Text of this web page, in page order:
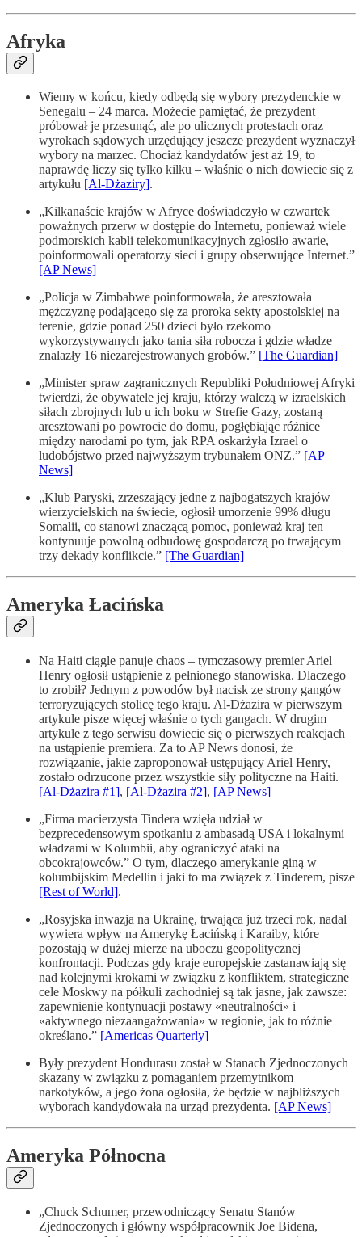
Afryka
Wiemy w końcu, kiedy odbędą się wybory prezydenckie w
Senegalu – 24 marca. Możecie pamiętać, że prezydent
próbował je przesunąć, ale po ulicznych protestach oraz
wyrokach sądowych urzędujący jeszcze prezydent wyznaczył
wybory na marzec. Chociaż kandydatów jest aż 19, to
naprawdę liczy się tylko kilku – właśnie o nich dowiecie się z
artykułu [Al-Dżaziry].
„Kilkanaście krajów w Afryce doświadczyło w czwartek
poważnych przerw w dostępie do Internetu, ponieważ wiele
podmorskich kabli telekomunikacyjnych zgłosiło awarie,
poinformowali operatorzy sieci i grupy obserwujące Internet.”
[AP News]
„Policja w Zimbabwe poinformowała, że aresztowała
mężczyznę podającego się za proroka sekty apostolskiej na
terenie, gdzie ponad 250 dzieci było rzekomo
wykorzystywanych jako tania siła robocza i gdzie władze
znalazły 16 niezarejestrowanych grobów.” [The Guardian]
„Minister spraw zagranicznych Republiki Południowej Afryki
twierdzi, że obywatele jej kraju, którzy walczą w izraelskich
siłach zbrojnych lub u ich boku w Strefie Gazy, zostaną
aresztowani po powrocie do domu, pogłębiając różnice
między narodami po tym, jak RPA oskarżyła Izrael o
ludobójstwo przed najwyższym trybunałem ONZ.” [AP
News]
„Klub Paryski, zrzeszający jedne z najbogatszych krajów
wierzycielskich na świecie, ogłosił umorzenie 99% długu
Somalii, co stanowi znaczącą pomoc, ponieważ kraj ten
kontynuuje powolną odbudowę gospodarczą po trwającym
trzy dekady konflikcie.” [The Guardian]
Ameryka Łacińska
Na Haiti ciągle panuje chaos – tymczasowy premier Ariel
Henry ogłosił ustąpienie z pełnionego stanowiska. Dlaczego
to zrobił? Jednym z powodów był nacisk ze strony gangów
terroryzujących stolicę tego kraju. Al-Dżazira w pierwszym
artykule pisze więcej właśnie o tych gangach. W drugim
artykule z tego serwisu dowiecie się o pierwszych reakcjach
na ustąpienie premiera. Za to AP News donosi, że
rozwiązanie, jakie zaproponował ustępujący Ariel Henry,
zostało odrzucone przez wszystkie siły polityczne na Haiti.
[Al-Dżazira #1], [Al-Dżazira #2], [AP News]
„Firma macierzysta Tindera wzięła udział w
bezprecedensowym spotkaniu z ambasadą USA i lokalnymi
władzami w Kolumbii, aby ograniczyć ataki na
obcokrajowców.” O tym, dlaczego amerykanie giną w
kolumbijskim Medellin i jaki to ma związek z Tinderem, pisze
[Rest of World].
„Rosyjska inwazja na Ukrainę, trwająca już trzeci rok, nadal
wywiera wpływ na Amerykę Łacińską i Karaiby, które
pozostają w dużej mierze na uboczu geopolitycznej
konfrontacji. Podczas gdy kraje europejskie zastanawiają się
nad kolejnymi krokami w związku z konfliktem, strategiczne
cele Moskwy na półkuli zachodniej są tak jasne, jak zawsze:
zapewnienie kontynuacji postawy «neutralności» i
«aktywnego niezaangażowania» w regionie, jak to różnie
określano.” [Americas Quarterly]
Były prezydent Hondurasu został w Stanach Zjednoczonych
skazany w związku z pomaganiem przemytnikom
narkotyków, a jego żona ogłosiła, że będzie w najbliższych
wyborach kandydowała na urząd prezydenta. [AP News]
Ameryka Północna
„Chuck Schumer, przewodniczący Senatu Stanów
Zjednoczonych i główny współpracownik Joe Bidena,